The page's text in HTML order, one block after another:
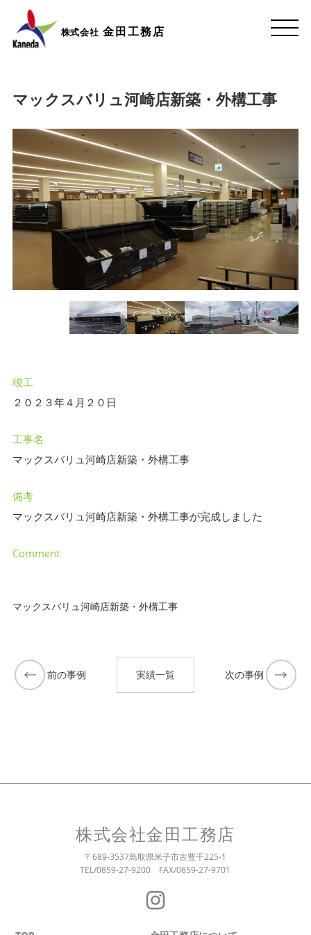
株式会社 金田工務店
マックスバリュ河崎店新築・外構工事
竣工
２０２３年４月２０日
工事名
マックスバリュ河崎店新築・外構工事
備考
マックスバリュ河崎店新築・外構工事が完成しました
Comment
マックスバリュ河崎店新築・外構工事
前の事例 実績一覧 次の事例
株式会社金田工務店
〒689-3537鳥取県米子市古豊千225-1
TEL/0859-27-9200 FAX/0859-27-9701